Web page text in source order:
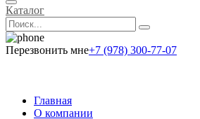
Каталог
Перезвонить мне+7 (978) 300-77-07
Главная
О компании